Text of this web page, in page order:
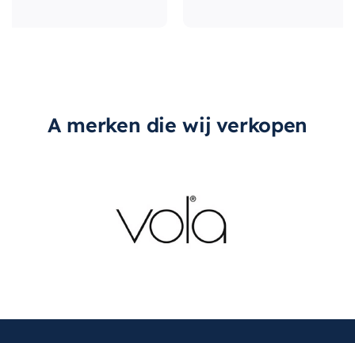
A merken die wij verkopen